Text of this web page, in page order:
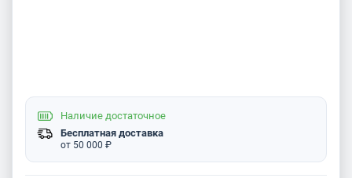
Наличие достаточное
Бесплатная доставка
от 50 000 ₽